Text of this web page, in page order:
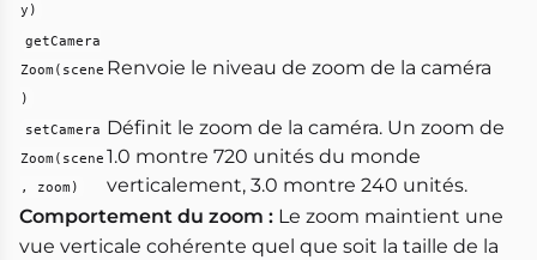
y)
getCamera
Zoom(scene
)
Renvoie le niveau de zoom de la caméra
setCamera
Zoom(scene
, zoom)
Définit le zoom de la caméra. Un zoom de
1.0 montre 720 unités du monde
verticalement, 3.0 montre 240 unités.
Comportement du zoom : Le zoom maintient une
vue verticale cohérente quel que soit la taille de la